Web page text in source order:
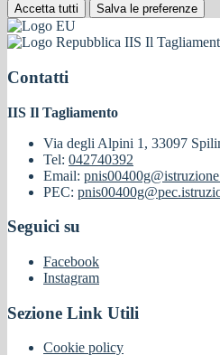
Accetta tutti Salva le preferenze
IIS Il
Contatti
IIS Il Tagliamento
Via degli Alpini 1, 33097
Tel: 042740392
Email:
PEC:
Seguici su
Facebook
Instagram
Sezione Link Utili
Cookie policy